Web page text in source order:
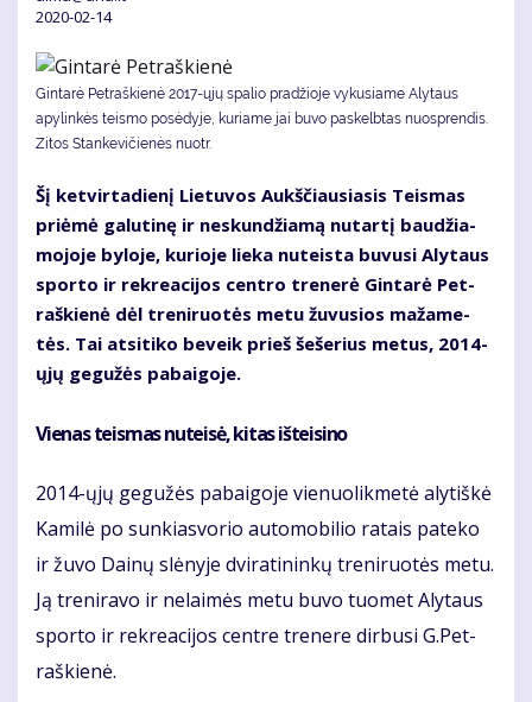
2020-02-14
Gintarė Petraškienė 2017-ųjų spalio pradžioje vykusiame Alytaus
apylinkės teismo posėdyje, kuriame jai buvo paskelbtas nuosprendis.
Zitos Stankevičienės nuotr.
Šį ket­vir­ta­die­nį Lie­tu­vos Aukš­čiau­sia­sis Teis­mas
pri­ėmė ga­lu­ti­nę ir ne­skun­džia­mą nu­tar­tį bau­džia­
mo­jo­je by­lo­je, ku­rio­je lie­ka nu­teis­ta bu­vu­si Aly­taus
spor­to ir rek­re­a­ci­jos cen­tro tre­ne­rė Gin­ta­rė Pet­
raš­kie­nė dėl tre­ni­ruo­tės me­tu žu­vu­sios ma­ža­me­
tės. Tai at­si­ti­ko be­veik prieš še­še­rius me­tus, 2014-
ųjų ge­gu­žės pa­bai­go­je.
Vie­nas teis­mas nu­tei­sė, ki­tas iš­tei­si­no
2014-ųjų ge­gu­žės pa­bai­go­je vie­nuo­lik­me­tė aly­tiš­kė
Ka­mi­lė po sun­kias­vo­rio au­to­mo­bi­lio ra­tais pa­te­ko
ir žu­vo Dai­nų slė­ny­je dvi­ra­ti­nin­kų tre­ni­ruo­tės me­tu.
Ją tre­ni­ra­vo ir ne­lai­mės me­tu bu­vo tuo­met Aly­taus
spor­to ir rek­re­a­ci­jos cen­tre tre­ne­re dir­bu­si G.Pet­
raš­kie­nė.